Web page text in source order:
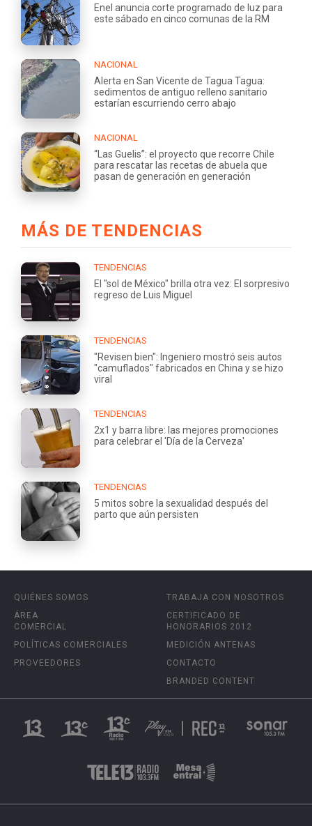
Enel anuncia corte programado de luz para
este sábado en cinco comunas de la RM
NACIONAL
Alerta en San Vicente de Tagua Tagua:
sedimentos de antiguo relleno sanitario
estarían escurriendo cerro abajo
NACIONAL
“Las Guelis”: el proyecto que recorre Chile
para rescatar las recetas de abuela que
pasan de generación en generación
MÁS DE TENDENCIAS
TENDENCIAS
El "sol de México" brilla otra vez: El sorpresivo
regreso de Luis Miguel
TENDENCIAS
"Revisen bien": Ingeniero mostró seis autos
"camuflados" fabricados en China y se hizo
viral
TENDENCIAS
2x1 y barra libre: las mejores promociones
para celebrar el 'Día de la Cerveza'
TENDENCIAS
5 mitos sobre la sexualidad después del
parto que aún persisten
QUIÉNES SOMOS
ÁREA
COMERCIAL
POLÍTICAS COMERCIALES
PROVEEDORES
TRABAJA CON NOSOTROS
CERTIFICADO DE
HONORARIOS 2012
MEDICIÓN ANTENAS
CONTACTO
BRANDED CONTENT